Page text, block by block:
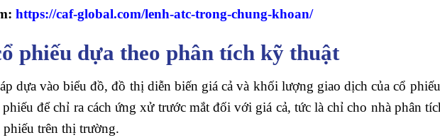
https://caf-global.com/lenh-atc-trong-chung-khoan/
phiếu dựa theo phân tích kỹ thuật
dựa vào biểu đồ, đồ thị diễn biến giá cả và khối lượng giao dịch của cổ
để chỉ ra cách ứng xử trước mắt đối với giá cả, tức là chỉ cho nhà phân
trên thị trường.